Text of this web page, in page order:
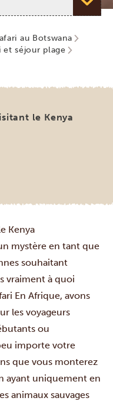
au Botswana
et séjour plage
le Kenya
Kenya
mystère en tant que
souhaitant
vraiment à quoi
En Afrique, avons
les voyageurs
ou
importe votre
que vous monterez
ayant uniquement en
animaux sauvages